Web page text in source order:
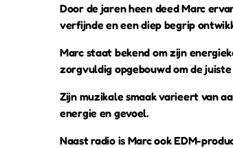
Door de jaren heen deed Marc
verfijnde en een diep begrip
Marc staat bekend om zijn
zorgvuldig opgebouwd om de
Zijn muzikale smaak varieert van
energie en gevoel.
Naast radio is Marc ook EDM-